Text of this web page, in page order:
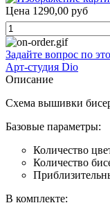
Цена 1290,00 руб
Задайте вопрос по
Арт-студия Dio
Описание
Схема вышивки
Базовые параметры:
Количество
Количество
В комплекте: